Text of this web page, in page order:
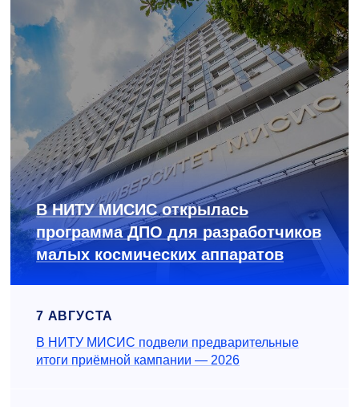
В НИТУ МИСИС открылась
программа ДПО для разработчиков
малых космических аппаратов
7 АВГУСТА
В НИТУ МИСИС подвели предварительные
итоги приёмной кампании — 2026